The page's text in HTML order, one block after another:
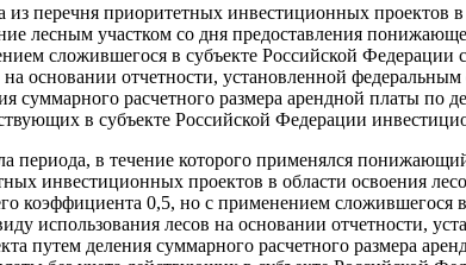
перечня приоритетных инвестиционных проектов
лесным участком со дня предоставления
сложившегося в субъекте Российской Федерации
основании отчетности, установленной
суммарного расчетного размера арендной платы
в субъекте Российской Федерации
периода, в течение которого применялся
инвестиционных проектов в области освоения
коэффициента 0,5, но с применением
использования лесов на основании отчетности,
путем деления суммарного расчетного размера